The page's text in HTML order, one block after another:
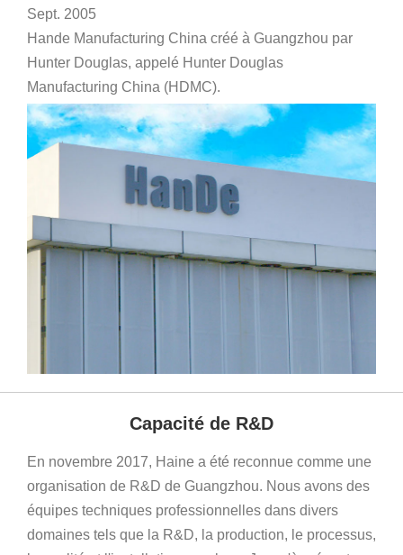
Sept. 2005
Hande Manufacturing China créé à Guangzhou par
Hunter Douglas, appelé Hunter Douglas
Manufacturing China (HDMC).
Capacité de R&D
En novembre 2017, Haine a été reconnue comme une
organisation de R&D de Guangzhou. Nous avons des
équipes techniques professionnelles dans divers
domaines tels que la R&D, la production, le processus,